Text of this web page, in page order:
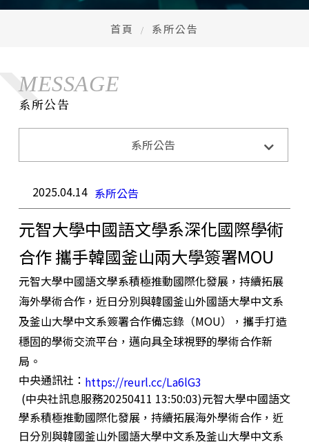
首頁 系所公告
MESSAGE
系所公告
系所公告系所公告 招生訊息
2025.04.14 系所公告
元智大學中國語文學系深化國際學術
合作 攜手韓國釜山兩大學簽署MOU
元智大學中國語文學系積極推動國際化發展，持續拓展
海外學術合作，近日分別與韓國釜山外國語大學中文系
及釜山大學中文系簽署合作備忘錄（MOU），攜手打造
穩固的學術交流平台，邁向具全球視野的學術合作新
局。
中央通訊社： https://reurl.cc/La6lG3
(中央社訊息服務20250411 13:50:03)元智大學中國語文
學系積極推動國際化發展，持續拓展海外學術合作，近
日分別與韓國釜山外國語大學中文系及釜山大學中文系